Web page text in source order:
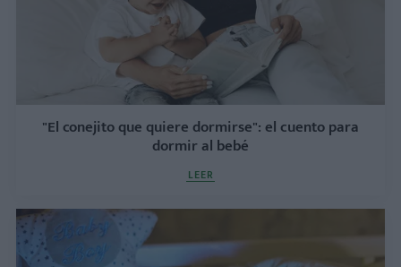
"El conejito que quiere dormirse": el cuento para
dormir al bebé
LEER